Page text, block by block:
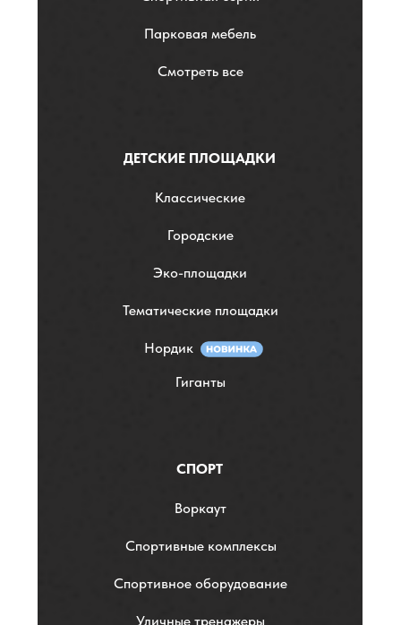
Парковая мебель
Смотреть все
ДЕТСКИЕ ПЛОЩАДКИ
Классические
Городские
Эко-площадки
Тематические площадки
Нордик
Гиганты
СПОРТ
Воркаут
Спортивные комплексы
Спортивное оборудование
Уличные тренажеры